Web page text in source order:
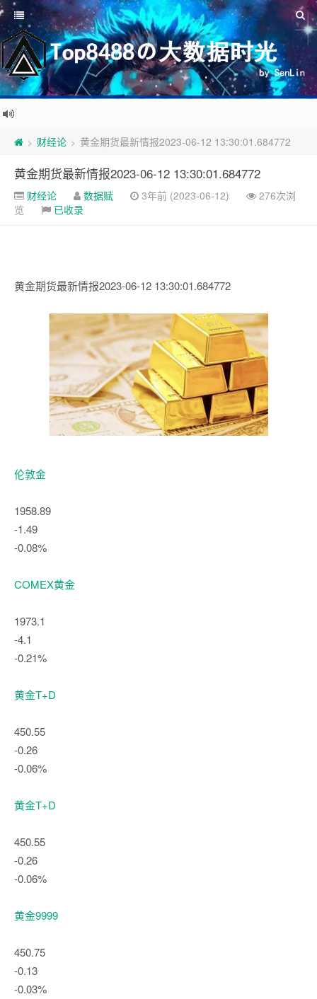
> 财经论 > 黄金期货最新情报2023-06-12 13:30:01.684772
黄金期货最新情报2023-06-12 13:30:01.684772
财经论 数据赋 3年前 (2023-06-12)
276次浏
览
已收录
黄金期货最新情报2023-06-12 13:30:01.684772
伦敦金
1958.89
-1.49
-0.08%
COMEX黄金
1973.1
-4.1
-0.21%
黄金T+D
450.55
-0.26
-0.06%
黄金T+D
450.55
-0.26
-0.06%
黄金9999
450.75
-0.13
-0.03%